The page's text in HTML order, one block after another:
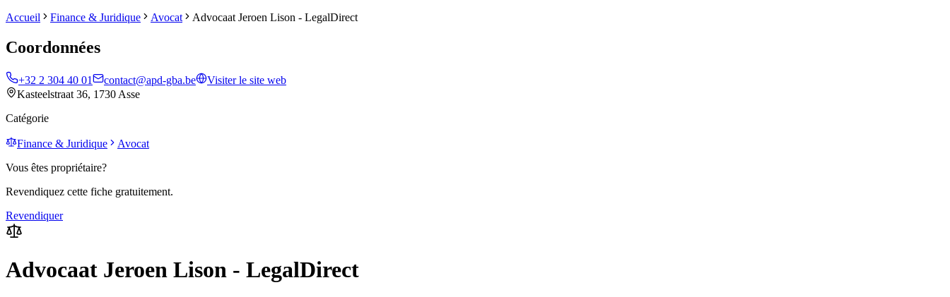
Accueil
Finance & Juridique Avocat Advocaat Jeroen Lison - LegalDirect
Coordonnées
+32 2 304 40 01 contact@apd-gba.be
Visiter le site web
Kasteelstraat 36, 1730 Asse
Catégorie
Finance & Juridique
Avocat
Vous êtes propriétaire?
Revendiquez cette fiche gratuitement.
Revendiquer
Advocaat Jeroen Lison - LegalDirect